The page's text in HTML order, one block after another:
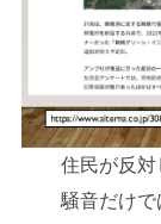
住民が反
騒音だけで